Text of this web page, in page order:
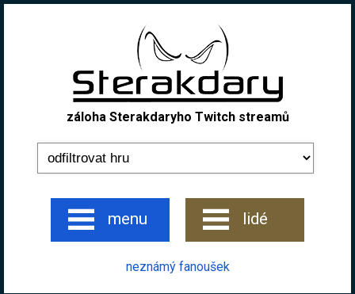
záloha Sterakdaryho Twitch streamů
menu lidé
neznámý fanoušek